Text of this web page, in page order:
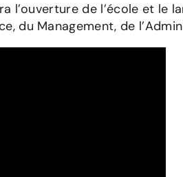
l’ouverture de l’école et
du Management, de